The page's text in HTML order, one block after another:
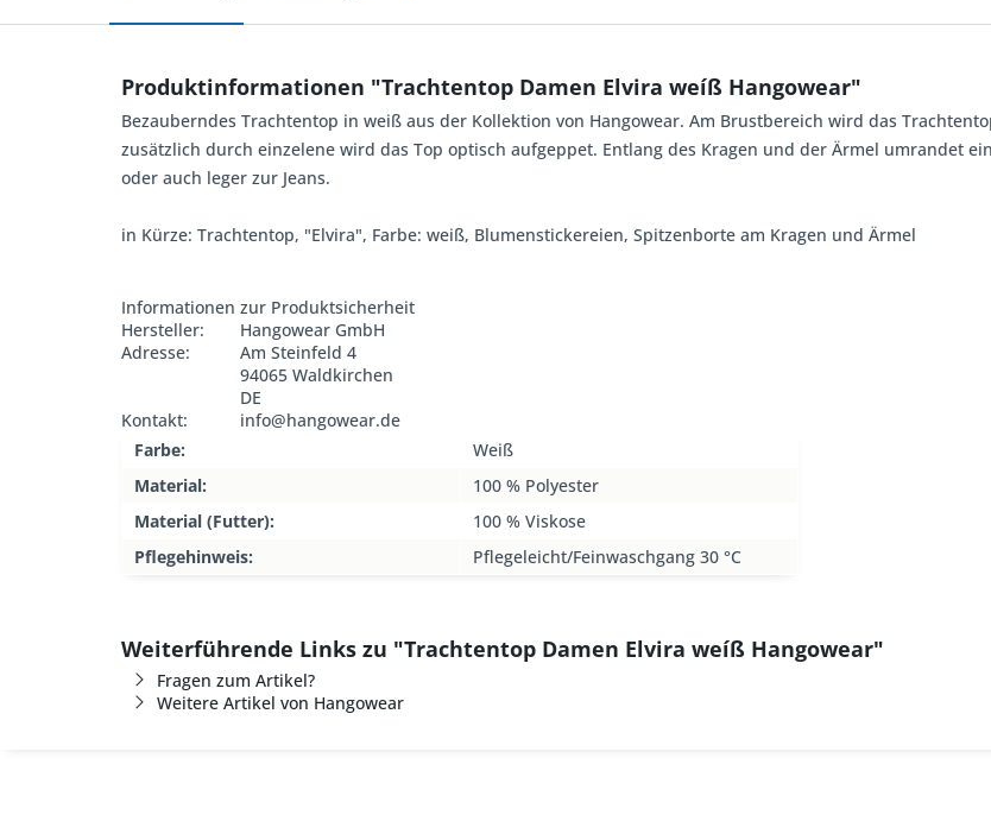
Produktinformationen "Trachtentop Damen Elvira weíß Hangowear"
Bezauberndes Trachtentop in weiß aus der Kollektion von Hangowear. Am Brustbereich wird das
zusätzlich durch einzelene wird das Top optisch aufgeppet. Entlang des Kragen und der Ärmel umrandet
oder auch leger zur Jeans.
in Kürze: Trachtentop, "Elvira", Farbe: weiß, Blumenstickereien, Spitzenborte am Kragen und Ärmel
Informationen zur Produktsicherheit
Hersteller:
Hangowear GmbH
Adresse:
Am Steinfeld 4
94065 Waldkirchen
DE
Kontakt:
info@hangowear.de
Farbe:
Weiß
Material:
100 % Polyester
Material (Futter):
100 % Viskose
Pflegehinweis:
Pflegeleicht/Feinwaschgang 30 °C
Weiterführende Links zu "Trachtentop Damen Elvira weíß Hangowear"
Fragen zum Artikel?
Weitere Artikel von Hangowear